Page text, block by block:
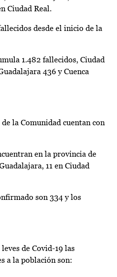
Ciudad Real.
desde el inicio de la
1.482 fallecidos, Ciudad
436 y Cuenca
la Comunidad cuentan con
en la provincia de
11 en Ciudad
son 334 y los
de Covid-19 las
a la población son: